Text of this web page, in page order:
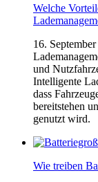
Welche
16.
und
Intelligente
dass
bereitstehen
genutzt wird.
Wie treiben